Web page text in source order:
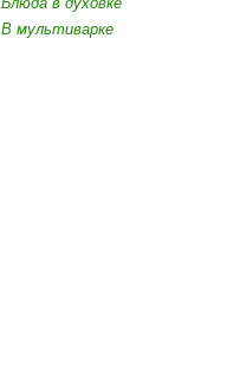
В мультиварке